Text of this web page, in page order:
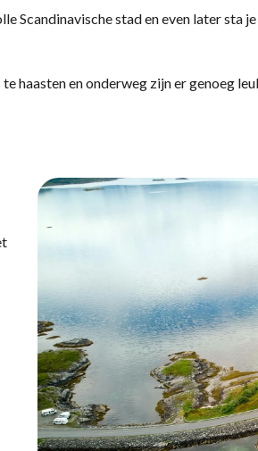
stad en even later sta
haasten en onderweg zijn er genoeg